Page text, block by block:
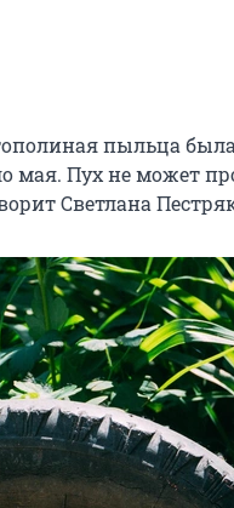
пыльца
мая. Пух не может
Светлана